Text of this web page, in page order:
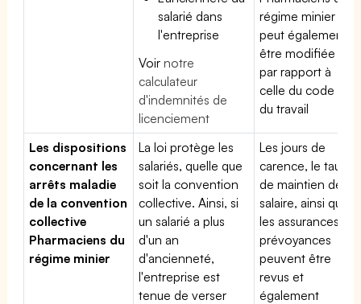
salarié dans
l'entreprise
Voirnotre
calculateur
d'indemnités de
licenciement
régime minier
peut également
être modifiée
par rapport à
celle du code
du travail
Les dispositions
concernant les
arrêts maladie
de la convention
collective
Pharmaciens du
régime minier
La loi protège les
salariés, quelle que
soit la convention
collective. Ainsi, si
un salarié a plus
d'un an
d'ancienneté,
l'entreprise est
tenue de verser
Les jours de
carence, le taux
de maintien de
salaire, ainsi que
les assurances
prévoyances
peuvent être
revus et
également